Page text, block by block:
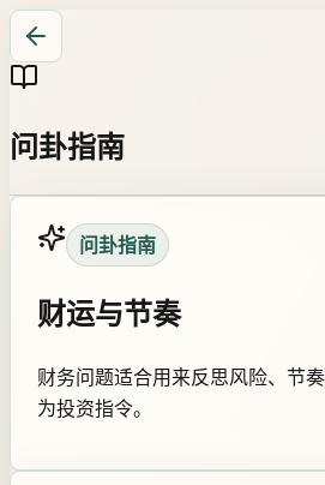
问卦指南
问卦指南
财运与节奏
财务问题适合用来反思风险、节
为投资指令。